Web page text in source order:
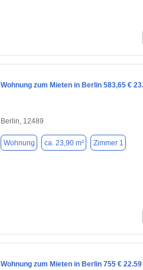
Wohnung zum Mieten in Berlin 583,65 €
Berlin, 12489
Wohnung ca. 23,90 m² Zimmer 1
Wohnung zum Mieten in Berlin 755 € 22.59